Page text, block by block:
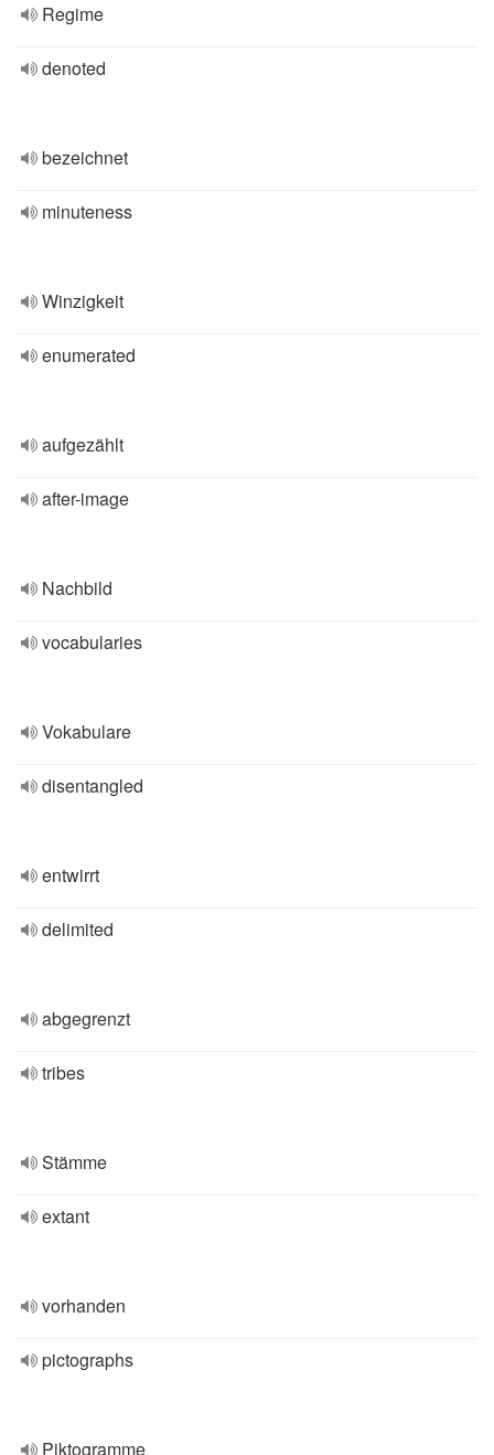
Regime
denoted
bezeichnet
minuteness
Winzigkeit
enumerated
aufgezählt
after-image
Nachbild
vocabularies
Vokabulare
disentangled
entwirrt
delimited
abgegrenzt
tribes
Stämme
extant
vorhanden
pictographs
Piktogramme